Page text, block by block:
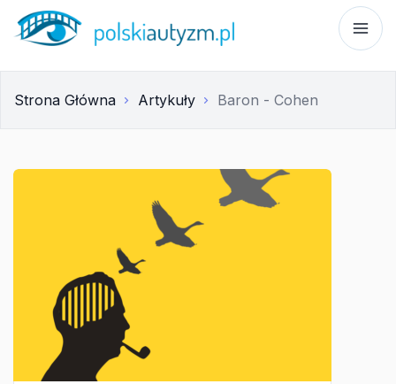
Strona Główna Artykuły Baron - Cohen